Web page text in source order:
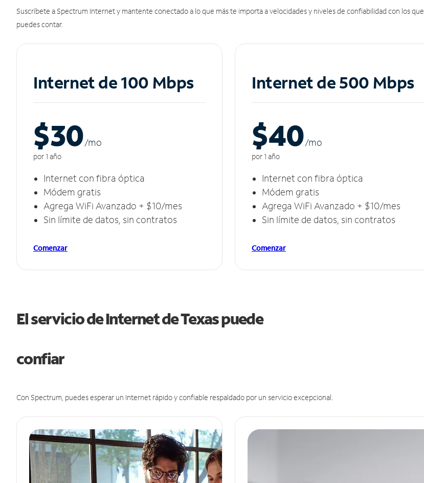
Suscríbete a Spectrum Internet y mantente conectado a lo que más te importa a velocidades y niveles de confiabilidad con los que
puedes contar.
Internet de 100 Mbps
$30/mo
por 1 año
Internet con fibra óptica
Módem gratis
Agrega WiFi Avanzado + $10/mes
Sin límite de datos, sin contratos
Comenzar
Internet de 500 Mbps
$40/mo
por 1 año
Internet con fibra óptica
Módem gratis
Agrega WiFi Avanzado + $10/mes
Sin límite de datos, sin contratos
Comenzar
El servicio de Internet de Texas puede
confiar
Con Spectrum, puedes esperar un Internet rápido y confiable respaldado por un servicio excepcional.